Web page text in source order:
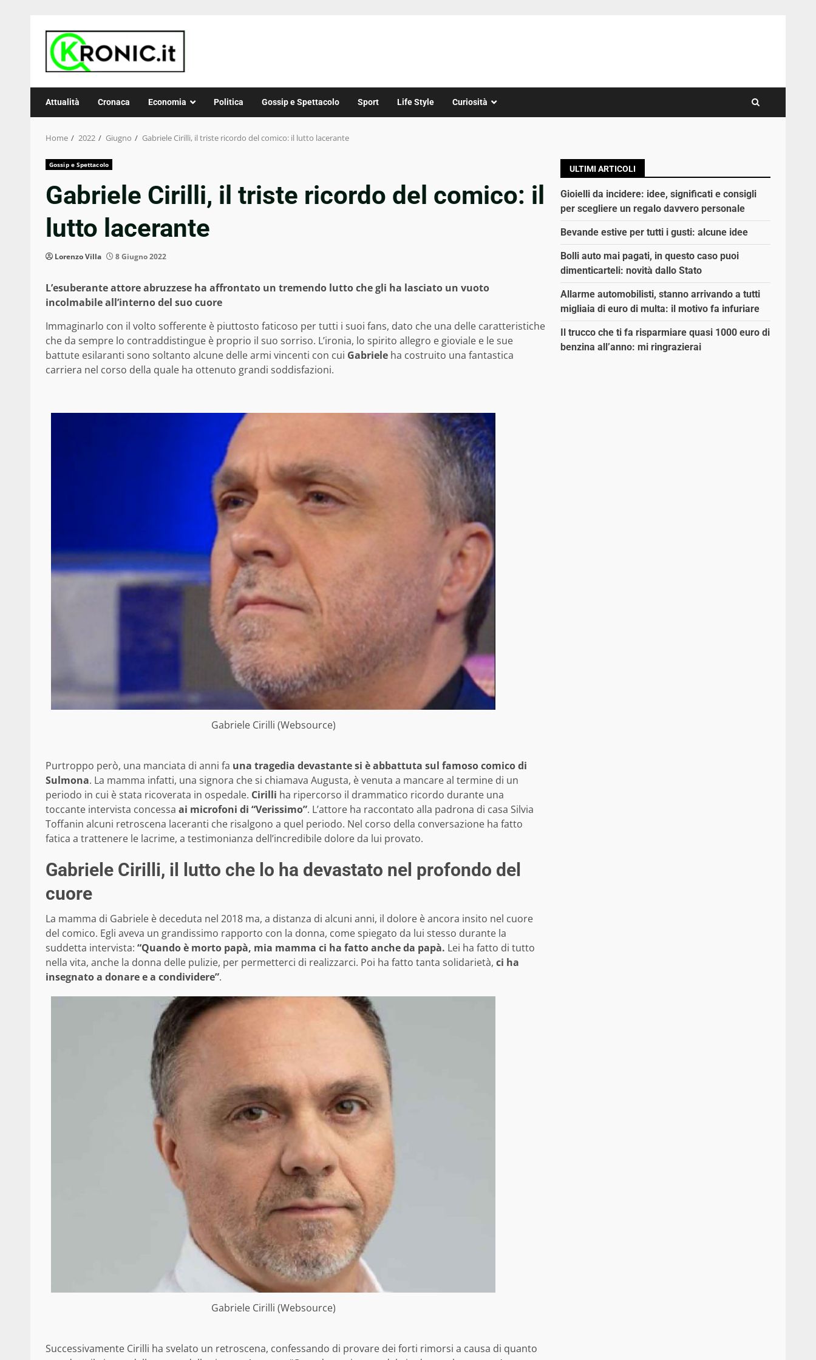
content
Attualità Cronaca Economia Politica Gossip e Spettacolo Sport Life Style Curiosità
Home 2022 Giugno Gabriele Cirilli, il triste ricordo del comico: il lutto lacerante
Gossip e Spettacolo
Gabriele Cirilli, il triste ricordo del comico: il
lutto lacerante
Lorenzo Villa 8 Giugno 2022
L’esuberante attore abruzzese ha affrontato un tremendo lutto che gli ha lasciato un vuoto
incolmabile all’interno del suo cuore
Immaginarlo con il volto sofferente è piuttosto faticoso per tutti i suoi fans, dato che una delle caratteristiche
che da sempre lo contraddistingue è proprio il suo sorriso. L’ironia, lo spirito allegro e gioviale e le sue
battute esilaranti sono soltanto alcune delle armi vincenti con cui Gabriele ha costruito una fantastica
carriera nel corso della quale ha ottenuto grandi soddisfazioni.
Gabriele Cirilli (Websource)
Purtroppo però, una manciata di anni fa una tragedia devastante si è abbattuta sul famoso comico di
Sulmona. La mamma infatti, una signora che si chiamava Augusta, è venuta a mancare al termine di un
periodo in cui è stata ricoverata in ospedale. Cirilli ha ripercorso il drammatico ricordo durante una
toccante intervista concessa ai microfoni di “Verissimo”. L’attore ha raccontato alla padrona di casa Silvia
Toffanin alcuni retroscena laceranti che risalgono a quel periodo. Nel corso della conversazione ha fatto
fatica a trattenere le lacrime, a testimonianza dell’incredibile dolore da lui provato.
Gabriele Cirilli, il lutto che lo ha devastato nel profondo del
cuore
La mamma di Gabriele è deceduta nel 2018 ma, a distanza di alcuni anni, il dolore è ancora insito nel cuore
del comico. Egli aveva un grandissimo rapporto con la donna, come spiegato da lui stesso durante la
suddetta intervista: “Quando è morto papà, mia mamma ci ha fatto anche da papà. Lei ha fatto di tutto
nella vita, anche la donna delle pulizie, per permetterci di realizzarci. Poi ha fatto tanta solidarietà, ci ha
insegnato a donare e a condividere”.
Gabriele Cirilli (Websource)
Successivamente Cirilli ha svelato un retroscena, confessando di provare dei forti rimorsi a causa di quanto
ULTIMI ARTICOLI
Gioielli da incidere: idee, significati e consigli
per scegliere un regalo davvero personale
Bevande estive per tutti i gusti: alcune idee
Bolli auto mai pagati, in questo caso puoi
dimenticarteli: novità dallo Stato
Allarme automobilisti, stanno arrivando a tutti
migliaia di euro di multa: il motivo fa infuriare
Il trucco che ti fa risparmiare quasi 1000 euro di
benzina all’anno: mi ringrazierai